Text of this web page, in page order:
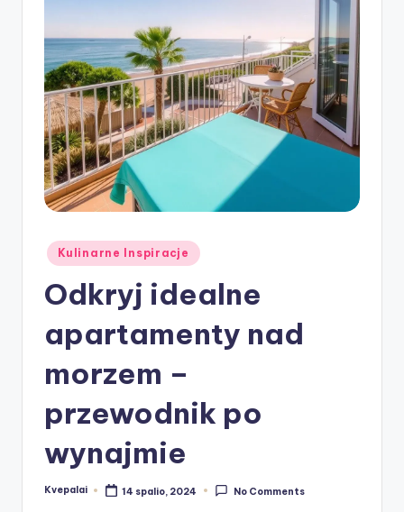
Posted
in
Kulinarne Inspiracje
Odkryj idealne
apartamenty nad
morzem –
przewodnik po
wynajmie
Posted
Kvepalai 14 spalio, 2024 No Comments